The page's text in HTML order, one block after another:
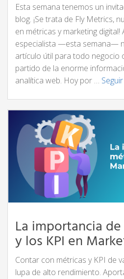
Esta semana tenemos un
blog. ¡Se trata de Fly Metrics,
en métricas y marketing digital!
especialista —esta semana—
artículo útil para todo negocio
partido de la enorme
analítica web. Hoy por …
La importancia
y los KPI en
Contar con métricas y KPI de
lupa de alto rendimiento.